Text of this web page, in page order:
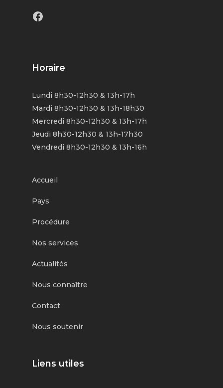
Facebook
Horaire
Lundi 8h30-12h30 & 13h-17h
Mardi 8h30-12h30 & 13h-18h30
Mercredi 8h30-12h30 & 13h-17h
Jeudi 8h30-12h30 & 13h-17h30
Vendredi 8h30-12h30 & 13h-16h
Accueil
Pays
Procédure
Nos services
Actualités
Nous connaître
Contact
Nous soutenir
Liens utiles